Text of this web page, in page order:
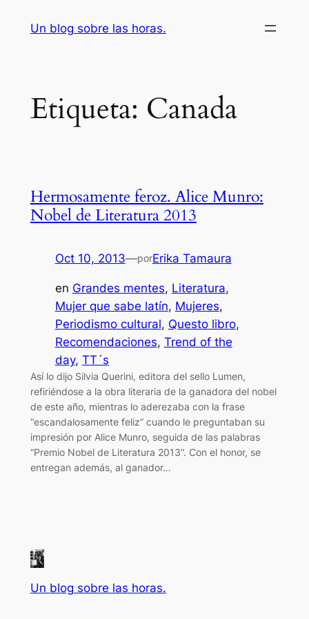
Un blog sobre las horas.
Etiqueta: Canada
Hermosamente feroz. Alice Munro:
Nobel de Literatura 2013
Oct 10, 2013—porErika Tamaura
en Grandes mentes, Literatura
Mujer que sabe latín, Mujeres
Periodismo cultural, Questo libro
Recomendaciones, Trend of the
day, TT´s
Así lo dijo Silvia Querini, editora del sello Lumen,
refiriéndose a la obra literaria de la ganadora del nobel
de este año, mientras lo aderezaba con la frase
“escandalosamente feliz” cuando le preguntaban su
impresión por Alice Munro, seguida de las palabras
“Premio Nobel de Literatura 2013”. Con el honor, se
entregan además, al ganador…
Un blog sobre las horas.